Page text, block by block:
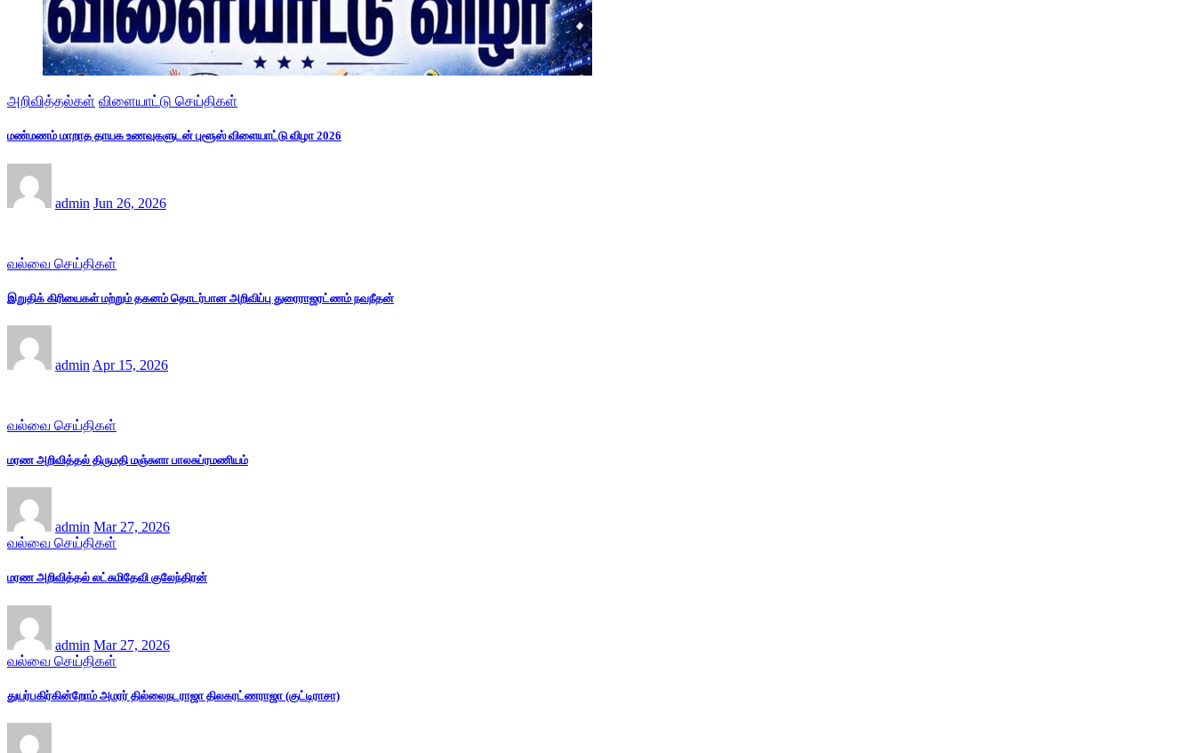
அறிவித்தல்கள் விளையாட்டு செய்திகள்
மண்மணம் மாறாத தாயக உணவுகளுடன் புளூஸ் விளையாட்டு விழா 2026
admin Jun 26, 2026
வல்வை செய்திகள்
இறுதிக் கிரியைகள் மற்றும் தகனம் தொடர்பான அறிவிப்பு துரைராஜரட்ணம் நவநீதன்
admin Apr 15, 2026
வல்வை செய்திகள்
மரண அறிவித்தல் திருமதி மஞ்சுளா பாலசுப்ரமணியம்
admin Mar 27, 2026
வல்வை செய்திகள்
மரண அறிவித்தல் லட்சுமிதேவி குலேந்திரன்
admin Mar 27, 2026
வல்வை செய்திகள்
துயர்பகிர்கின்றோம் அமரர் தில்லைநடராஜா திலகரட்ணராஜா (குட்டிராசா)